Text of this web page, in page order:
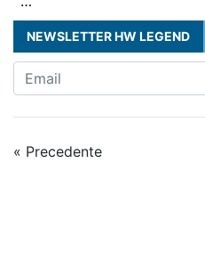
NEWSLETTER HW LEGEND
« Precedente